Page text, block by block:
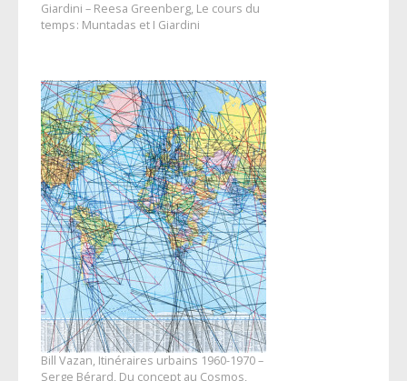
Giardini – Reesa Greenberg, Le cours du
temps : Muntadas et I Giardini
Bill Vazan, Itinéraires urbains 1960-1970 –
Serge Bérard, Du concept au Cosmos,